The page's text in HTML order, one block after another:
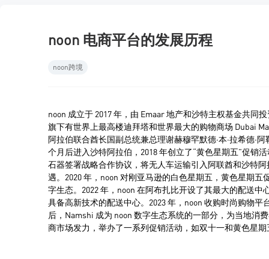
noon 电商平台的发展历程
noon跨境